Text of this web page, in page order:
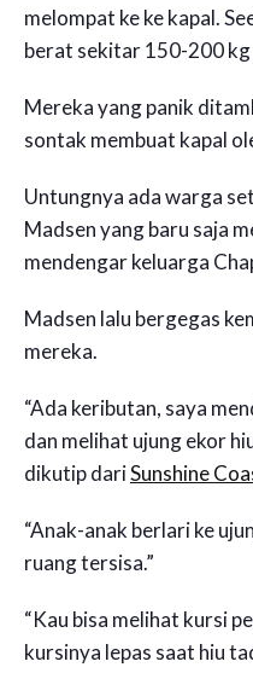
melompat ke ke kapal.
berat sekitar 150-200 kg
Mereka yang panik
sontak membuat kapal
Untungnya ada warga
Madsen yang baru saja
mendengar keluarga
Madsen lalu bergegas
mereka.
“Ada keributan, saya
dan melihat ujung ekor
dikutip dariSunshine
“Anak-anak berlari ke
ruang tersisa.”
“Kau bisa melihat kursi
kursinya lepas saat hiu